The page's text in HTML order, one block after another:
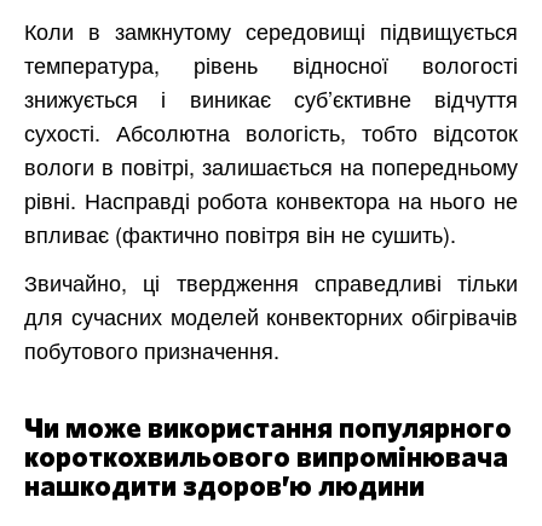
Коли в замкнутому середовищі підвищується
температура, рівень відносної вологості
знижується і виникає суб’єктивне відчуття
сухості. Абсолютна вологість, тобто відсоток
вологи в повітрі, залишається на попередньому
рівні. Насправді робота конвектора на нього не
впливає (фактично повітря він не сушить).
Звичайно, ці твердження справедливі тільки
для сучасних моделей конвекторних обігрівачів
побутового призначення.
Чи може використання популярного
короткохвильового випромінювача
нашкодити здоров’ю людини